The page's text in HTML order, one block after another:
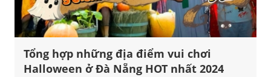
Tổng hợp những địa điểm vui chơi
Halloween ở Đà Nẵng HOT nhất 2024